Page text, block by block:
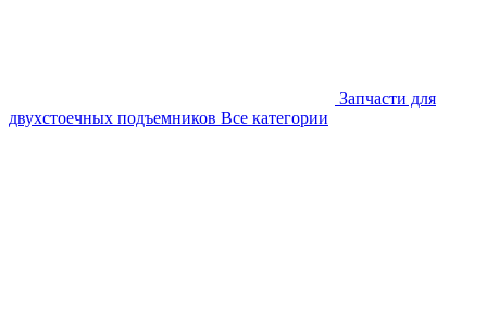
Запчасти для
двухстоечных подъемников Все категории